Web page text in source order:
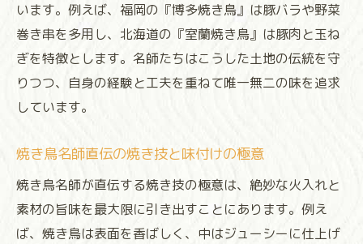
います。例えば、福岡の『博多焼き鳥』は豚バラや野菜
巻き串を多用し、北海道の『室蘭焼き鳥』は豚肉と玉ね
ぎを特徴とします。名師たちはこうした土地の伝統を守
りつつ、自身の経験と工夫を重ねて唯一無二の味を追求
しています。
焼き鳥名師直伝の焼き技と味付けの極意
焼き鳥名師が直伝する焼き技の極意は、絶妙な火入れと
素材の旨味を最大限に引き出すことにあります。例え
ば、焼き鳥は表面を香ばしく、中はジューシーに仕上げ